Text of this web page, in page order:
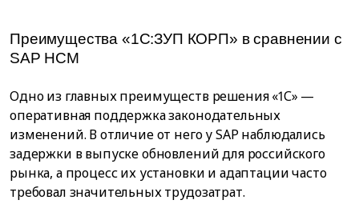
Преимущества «1С:ЗУП КОРП» в сравнении с
SAP HCM
Одно из главных преимуществ решения «1С» —
оперативная поддержка законодательных
изменений. В отличие от него у SAP наблюдались
задержки в выпуске обновлений для российского
рынка, а процесс их установки и адаптации часто
требовал значительных трудозатрат.